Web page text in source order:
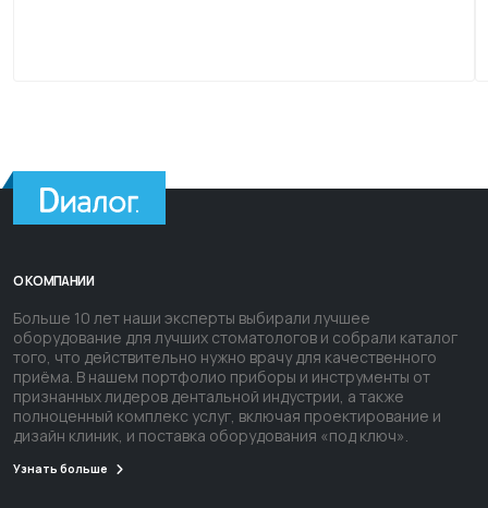
О КОМПАНИИ
Больше 10 лет наши эксперты выбирали лучшее
оборудование для лучших стоматологов и собрали каталог
того, что действительно нужно врачу для качественного
приёма. В нашем портфолио приборы и инструменты от
признанных лидеров дентальной индустрии, а также
полноценный комплекс услуг, включая проектирование и
дизайн клиник, и поставка оборудования «под ключ».
Узнать больше